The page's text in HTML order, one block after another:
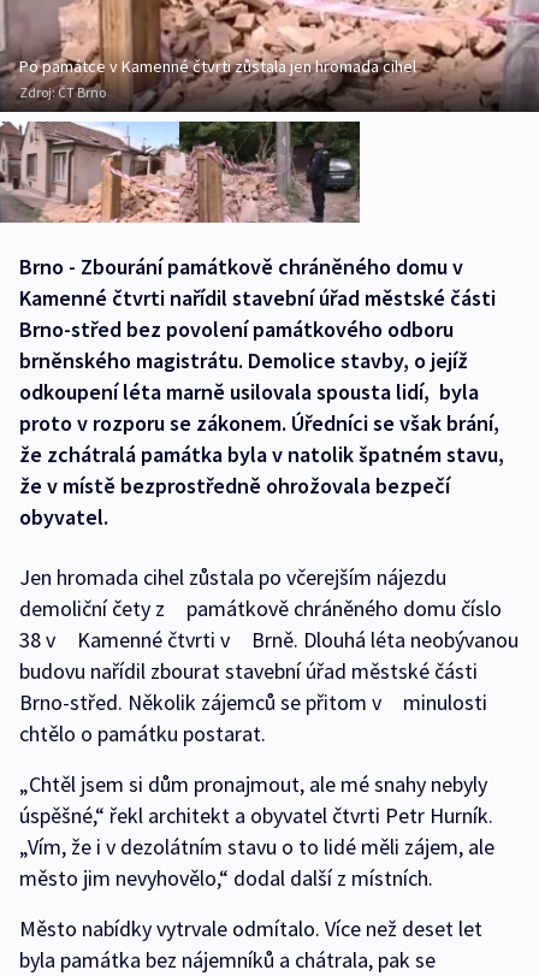
Po památce v Kamenné čtvrti zůstala jen hromada cihel
Zdroj:ČT Brno
Brno - Zbourání památkově chráněného domu v
Kamenné čtvrti nařídil stavební úřad městské části
Brno-střed bez povolení památkového odboru
brněnského magistrátu. Demolice stavby, o jejíž
odkoupení léta marně usilovala spousta lidí, byla
proto v rozporu se zákonem. Úředníci se však brání,
že zchátralá památka byla v natolik špatném stavu,
že v místě bezprostředně ohrožovala bezpečí
obyvatel.
Jen hromada cihel zůstala po včerejším nájezdu
demoliční čety z památkově chráněného domu číslo
38 v Kamenné čtvrti v Brně. Dlouhá léta neobývanou
budovu nařídil zbourat stavební úřad městské části
Brno-střed. Několik zájemců se přitom v minulosti
chtělo o památku postarat.
„Chtěl jsem si dům pronajmout, ale mé snahy nebyly
úspěšné,“ řekl architekt a obyvatel čtvrti Petr Hurník.
„Vím, že i v dezolátním stavu o to lidé měli zájem, ale
město jim nevyhovělo,“ dodal další z místních.
Město nabídky vytrvale odmítalo. Více než deset let
byla památka bez nájemníků a chátrala, pak se